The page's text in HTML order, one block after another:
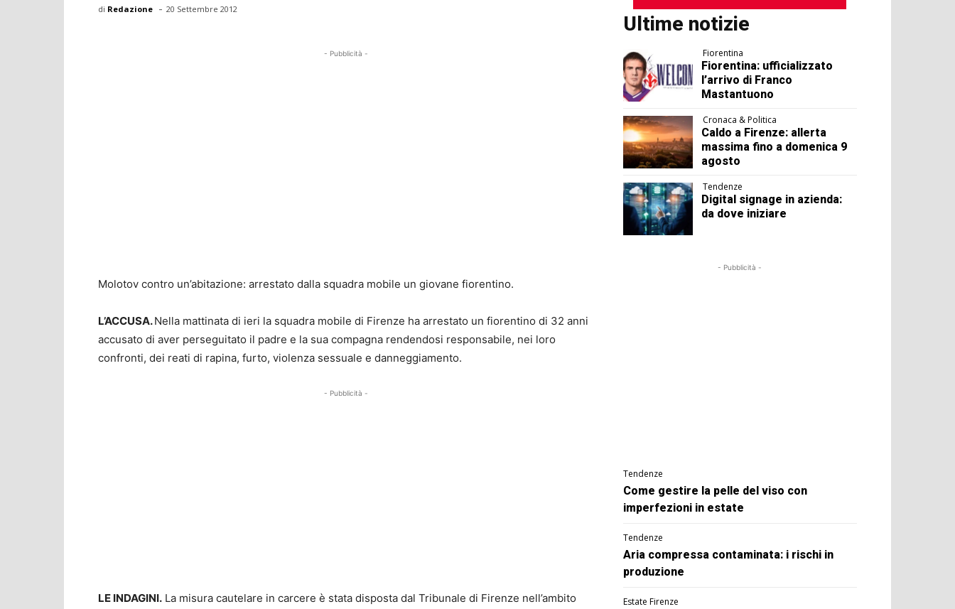
di Redazione - 20 Settembre 2012
- Pubblicità -
Molotov contro un’abitazione: arrestato dalla squadra mobile un giovane fiorentino.
L’ACCUSA.Nella mattinata di ieri la squadra mobile di Firenze ha arrestato un fiorentino di 32 anni
accusato di aver perseguitato il padre e la sua compagna rendendosi responsabile, nei loro
confronti, dei reati di rapina, furto, violenza sessuale e danneggiamento.
- Pubblicità -
LE INDAGINI. La misura cautelare in carcere è stata disposta dal Tribunale di Firenze nell’ambito
Ultime notizie
Fiorentina
Fiorentina: ufficializzato
l’arrivo di Franco
Mastantuono
Cronaca & Politica
Caldo a Firenze: allerta
massima fino a domenica 9
agosto
Tendenze
Digital signage in azienda:
da dove iniziare
- Pubblicità -
Tendenze
Come gestire la pelle del viso con
imperfezioni in estate
Tendenze
Aria compressa contaminata: i rischi in
produzione
Estate Firenze